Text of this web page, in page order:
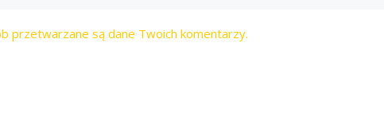
przetwarzane są dane Twoich komentarzy.